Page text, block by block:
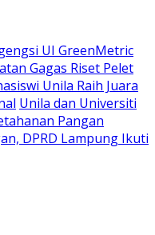
UI GreenMetric
Gagas Riset Pelet
Unila Raih Juara
Unila dan Universiti
Pangan
DPRD Lampung Ikuti